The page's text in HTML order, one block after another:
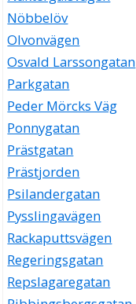
Nöbbelöv
Olvonvägen
Osvald Larssongatan
Parkgatan
Peder Mörcks Väg
Ponnygatan
Prästgatan
Prästjorden
Psilandergatan
Pysslingavägen
Rackaputtsvägen
Regeringsgatan
Repslagaregatan